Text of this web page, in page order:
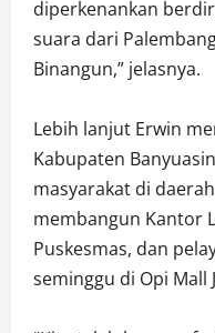
diperkenankan
suara dari
Binangun,” jelasnya.
Lebih lanjut Erwin
Kabupaten
masyarakat di
membangun Kantor
Puskesmas, dan
seminggu di Opi Mall